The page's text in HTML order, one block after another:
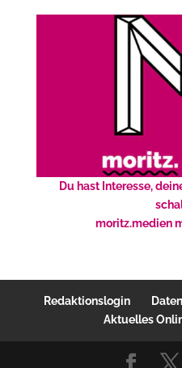
Du hast Interesse,
moritz.medien
Redaktionslogin
Aktuelles